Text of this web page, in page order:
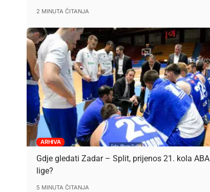
2 MINUTA ČITANJA
ARHIVA
Gdje gledati Zadar – Split, prijenos 21. kola ABA
lige?
5 MINUTA ČITANJA